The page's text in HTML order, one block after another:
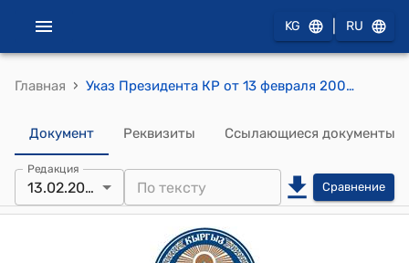
KG RU
Главная › Указ Президента КР от 13 февраля 2006 года УП № 68 "О награждении государственными наградами работников Федерации профсоюзов Кыргызстана"
Документ Реквизиты Ссылающиеся документы
Редакция
13.02.2006 Сравнение